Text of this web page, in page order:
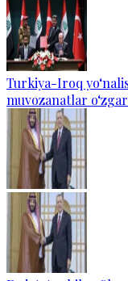
Turkiya-Iroq
muvozanatlar